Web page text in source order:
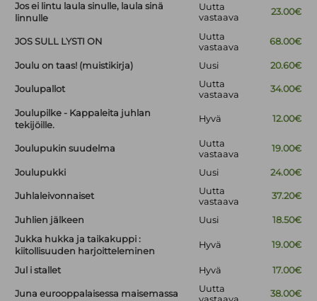
Jos ei lintu laula sinulle, laula sinä
linnulle
Uutta
vastaava
23.00€
JOS SULL LYSTI ON
Uutta
vastaava
68.00€
Joulu on taas! (muistikirja) Uusi 20.60€
Joulupallot
Uutta
vastaava
34.00€
Joulupilke - Kappaleita juhlan
tekijöille.
Hyvä 12.00€
Joulupukin suudelma
Uutta
vastaava
19.00€
Joulupukki Uusi 24.00€
Juhlaleivonnaiset
Uutta
vastaava
37.20€
Juhlien jälkeen Uusi
18.50€
Jukka hukka ja taikakuppi :
kiitollisuuden harjoitteleminen
Hyvä 19.00€
Jul i stallet Hyvä 17.00€
Juna eurooppalaisessa maisemassa
Uutta
38.00€